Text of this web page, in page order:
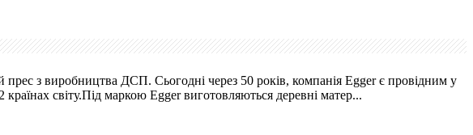
з виробництва ДСП. Сьогодні через 50 років, компанія Egger є провідним у
світу.Під маркою Egger виготовляються деревні матер...